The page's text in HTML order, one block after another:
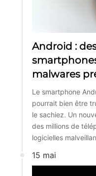
Android :
malwares
Le smartphone
pourrait bien être
le sachiez. Un
des millions de
logicielles
15 mai